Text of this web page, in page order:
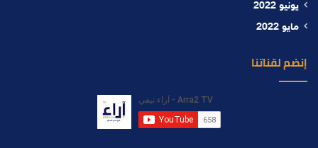
يونيو 2022
مايو 2022
إنضم لقناتنا